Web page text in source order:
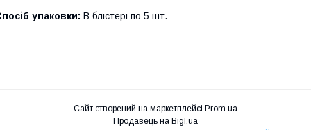
упаковки: В блістері по 5 шт.
Сайт створений на маркетплейсі Prom.ua
Продавець на Bigl.ua